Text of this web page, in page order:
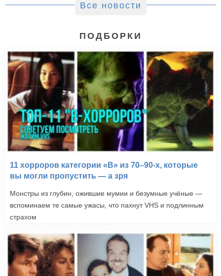
Все новости
ПОДБОРКИ
11 хорроров категории «B» из 70–90-х, которые
вы могли пропустить — а зря
Монстры из глубин, ожившие мумии и безумные учёные —
вспоминаем те самые ужасы, что пахнут VHS и подлинным
страхом